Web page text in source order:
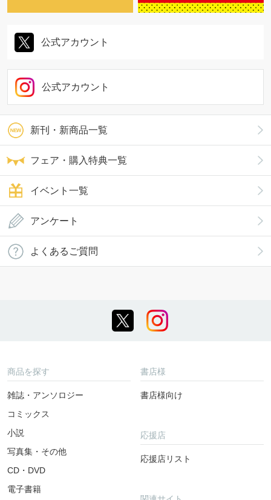
新刊・新商品一覧
フェア・購入特典一覧
イベント一覧
公式アカウント
公式アカウント
アンケート
よくあるご質問
商品を探す
雑誌・アンソロジー
コミックス
小説
写真集・その他
CD・DVD
電子書籍
書店様
書店様向け
応援店
応援店リスト